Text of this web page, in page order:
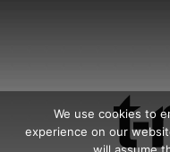
We use cookies to
experience on our